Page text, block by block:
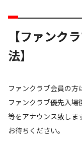
【ファンク
法】
ファンクラブ会員の方
ファンクラブ優先入
等をアナウンス致しま
お待ちください。